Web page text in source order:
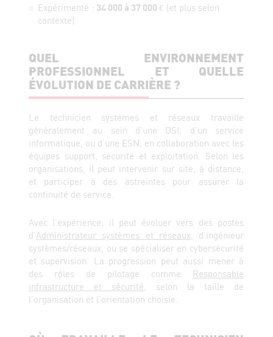
Expérimenté : 34 000 à 37 000 € (et plus selon
contexte)
QUEL ENVIRONNEMENT
PROFESSIONNEL ET QUELLE
ÉVOLUTION DE CARRIÈRE ?
Le technicien systèmes et réseaux travaille
généralement au sein d’une DSI, d’un service
informatique, ou d’une ESN, en collaboration avec les
équipes support, sécurité et exploitation. Selon les
organisations, il peut intervenir sur site, à distance,
et participer à des astreintes pour assurer la
continuité de service.
Avec l’expérience, il peut évoluer vers des postes
d’Administrateur systèmes et réseaux , d’ingénieur
systèmes/réseaux, ou se spécialiser en cybersécurité
et supervision. La progression peut aussi mener à
des rôles de pilotage comme
Responsable
infrastructure et sécurité , selon la taille de
l’organisation et l’orientation choisie.